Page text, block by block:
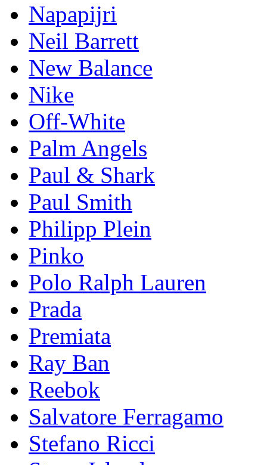
Napapijri
Neil Barrett
New Balance
Nike
Off-White
Palm Angels
Paul & Shark
Paul Smith
Philipp Plein
Pinkо
Polo Ralph Lauren
Prada
Premiata
Ray Ban
Reebok
Salvatore Ferragamo
Stefano Ricci